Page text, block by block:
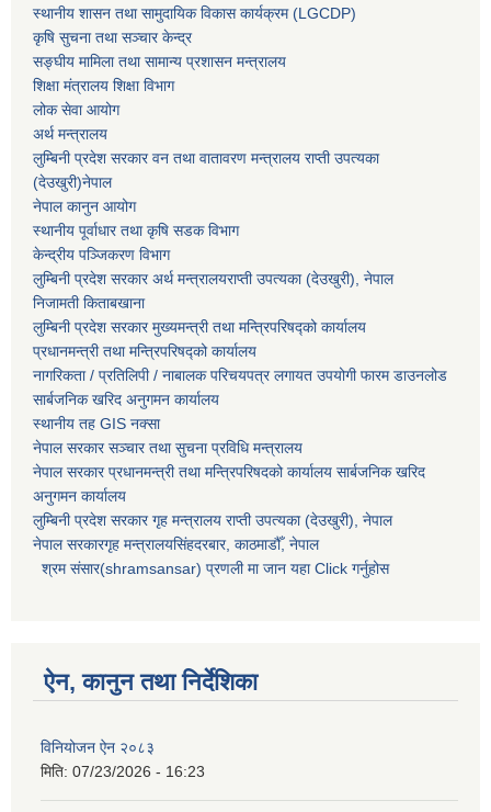
स्थानीय शासन तथा सामुदायिक विकास कार्यक्रम (LGCDP)
कृषि सुचना तथा सञ्चार केन्द्र
सङ्घीय मामिला तथा सामान्य प्रशासन मन्त्रालय
शिक्षा मंत्रालय शिक्षा विभाग
लोक सेवा आयोग
अर्थ मन्त्रालय
लुम्बिनी प्रदेश सरकार वन तथा वातावरण मन्त्रालय राप्ती उपत्यका
(देउखुरी)नेपाल
नेपाल कानुन आयोग
स्थानीय पूर्वाधार तथा कृषि सडक विभाग
केन्द्रीय पञ्जिकरण विभाग
लुम्बिनी प्रदेश सरकार अर्थ मन्त्रालयराप्ती उपत्यका (देउखुरी), नेपाल
निजामती किताबखाना
लुम्बिनी प्रदेश सरकार मुख्यमन्त्री तथा मन्त्रिपरिषद्को कार्यालय
प्रधानमन्त्री तथा मन्त्रिपरिषद्को कार्यालय
नागरिकता / प्रतिलिपी / नाबालक परिचयपत्र लगायत उपयोगी फारम डाउनलोड
सार्बजनिक खरिद अनुगमन कार्यालय
स्थानीय तह GIS नक्सा
नेपाल सरकारसञ्चार तथा सुचना प्रविधि मन्त्रालय
नेपाल सरकार प्रधानमन्त्री तथा मन्त्रिपरिषदको कार्यालय सार्बजनिक खरिद
अनुगमन कार्यालय
लुम्बिनी प्रदेश सरकार गृह मन्त्रालय राप्ती उपत्यका (देउखुरी), नेपाल
नेपाल सरकारगृह मन्त्रालयसिंहदरबार, काठमाडौँ, नेपाल
श्रम संसार(shramsansar) प्रणली मा जान यहा Click गर्नुहोस
ऐन, कानुन तथा निर्देशिका
विनियोजन ऐन २०८३
मिति: 07/23/2026 - 16:23